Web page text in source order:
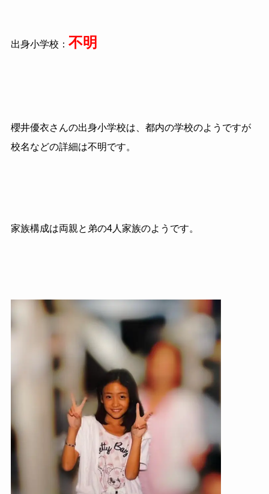
出身小学校： 不明
櫻井優衣さんの出身小学校は、都内の学校のようですが
校名などの詳細は不明です。
家族構成は両親と弟の4人家族のようです。